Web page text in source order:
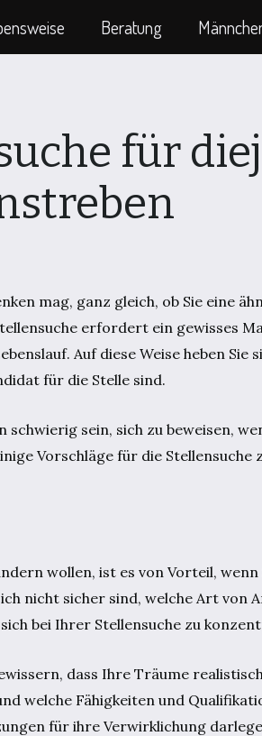
Beratung
für
mag, ganz gleich, ob Sie eine
erfordert ein gewisses
Auf diese Weise heben Sie
für die Stelle sind.
sein, sich zu beweisen,
Vorschläge für die
wollen, ist es von Vorteil,
nicht sicher sind, welche Art von
bei Ihrer Stellensuche zu
dass Ihre Träume
welche Fähigkeiten und
für ihre Verwirklichung